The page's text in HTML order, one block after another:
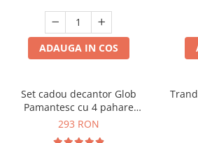
Cadouri Fete
Pentru Copilul din tine
Cadouri Haioase
Cadouri Majorat
Cadouri pentru Nasi
Cadouri pentru Bunici
Cani si Termosuri
Jocuri si Puzzle
Produse pentru Calatorie
Cadouri Sfantul Alexandru
Cadouri Sfanta Ana
Cadouri Sfanta Maria
Cadouri Sfintii Mihail si Gavriil
ADAUGA IN COS
Set cadou decantor Glob
Pamantesc cu 4 pahare
Deluxe
293 RON